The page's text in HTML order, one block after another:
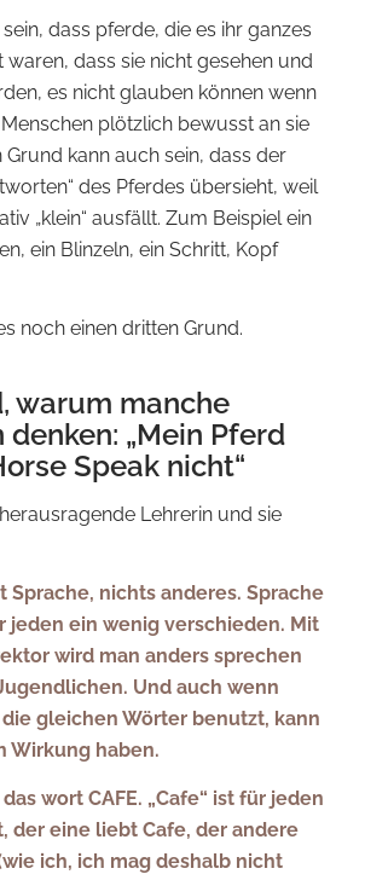
dass pferde, die es ihr ganzes
dass sie nicht gesehen und
es nicht glauben können wenn
plötzlich bewusst an sie
Grund kann auch sein, dass der
des Pferdes übersieht, weil
„klein“ ausfällt. Zum Beispiel ein
ein Blinzeln, ein Schritt, Kopf
noch einen dritten Grund.
warum manche
denken: „Mein Pferd
Speak nicht“
Lehrerin und sie
Sprache, nichts anderes. Sprache
ein wenig verschieden. Mit
wird man anders sprechen
Und auch wenn
gleichen Wörter benutzt, kann
Wirkung haben.
wort CAFE. „Cafe“ ist für jeden
der eine liebt Cafe, der andere
ich, ich mag deshalb nicht